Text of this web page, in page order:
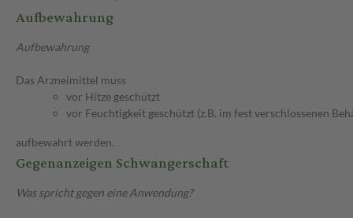
Aufbewahrung
Aufbewahrung
Das Arzneimittel muss
vor Hitze geschützt
vor Feuchtigkeit geschützt (z.B. im fest verschlossenen
aufbewahrt werden.
Gegenanzeigen Schwangerschaft
Was spricht gegen eine Anwendung?